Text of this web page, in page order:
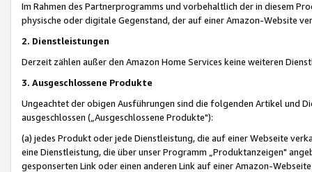
Im Rahmen des Partnerprogramms und vorbehaltlich der in diesem
physische oder digitale Gegenstand, der auf einer Amazon-Website
2. Dienstleistungen
Derzeit zählen außer den Amazon Home Services keine weiteren
3. Ausgeschlossene Produkte
Ungeachtet der obigen Ausführungen sind die folgenden Artikel und
ausgeschlossen („Ausgeschlossene Produkte"):
(a) jedes Produkt oder jede Dienstleistung, die auf einer Webseite
eine Dienstleistung, die über unser Programm „Produktanzeigen"
gesponserten Link oder einen anderen Link auf einer Amazon-